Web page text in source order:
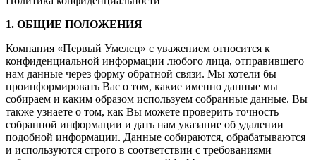
1. ОБЩИЕ ПОЛОЖЕНИЯ
Компания «Первый Умелец» с уважением относится к
конфиденциальной информации любого лица, отправившего
нам данные через форму обратной связи. Мы хотели бы
проинформировать Вас о том, какие именно данные мы
собираем и каким образом используем собранные данные. Вы
также узнаете о том, как Вы можете проверить точность
собранной информации и дать нам указание об удалении
подобной информации. Данные собираются, обрабатываются
и используются строго в соответствии с требованиями